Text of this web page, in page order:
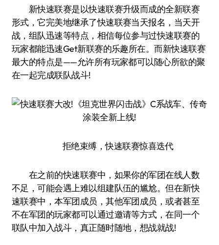
新快速联赛是以快速联赛升级而成的全新联赛
形式，它完美地继承了快速联赛当天报名，当天开
战，组队迅速等特点，相信每位参与过快速联赛的
玩家都能迅速Get新联赛的乐趣所在。而新快速联赛
最大的特点是——允许所有玩家都可以随心所欲的聚
在一起完成联队战斗!
拒绝束缚，快速联赛惊喜迭代
在之前的快速联赛中，如果你的军团在线人数
不足，可能会遇上难以组建队伍的尴尬。但在新快
速联赛中，本军团成员，其他军团成员，或者甚至
不在军团的玩家都可以通过邀请等方式，在同一个
联队中加入战斗，真正随时随地，想战就战!